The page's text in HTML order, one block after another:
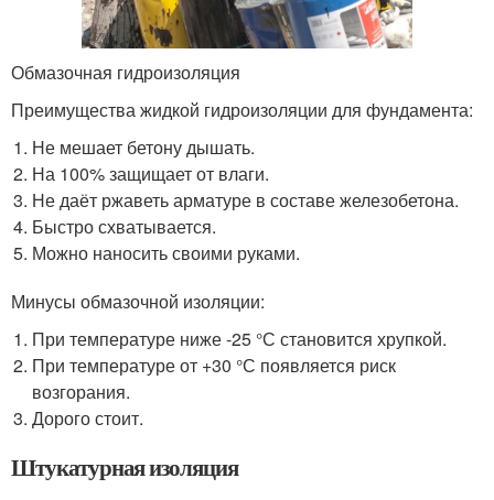
Обмазочная гидроизоляция
Преимущества жидкой гидроизоляции для фундамента:
Не мешает бетону дышать.
На 100% защищает от влаги.
Не даёт ржаветь арматуре в составе железобетона.
Быстро схватывается.
Можно наносить своими руками.
Минусы обмазочной изоляции:
При температуре ниже -25 °С становится хрупкой.
При температуре от +30 °С появляется риск
возгорания.
Дорого стоит.
Штукатурная изоляция